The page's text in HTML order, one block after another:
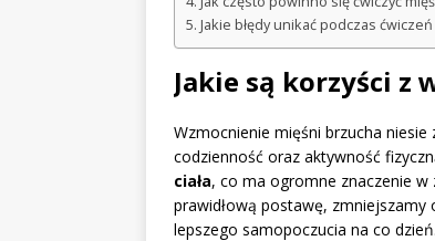
Jakie błędy unikać podczas
Jakie są korzyści z
Wzmocnienie mięśni brzucha
codzienność oraz aktywność
ciała, co ma ogromne znaczenie w
prawidłową postawę, zmniejszamy
lepszego samopoczucia na co dzień.